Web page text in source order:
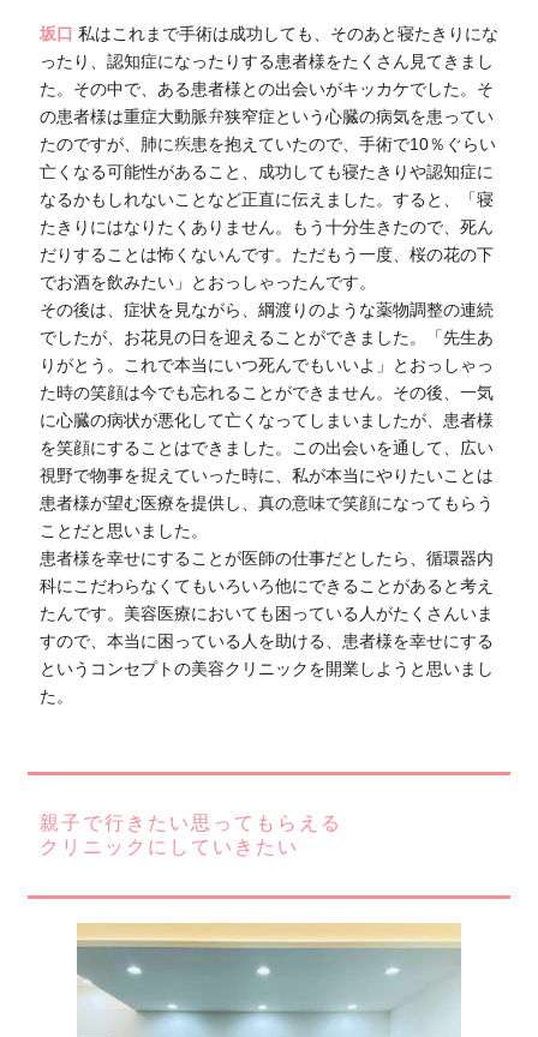
坂口私はこれまで手術は成功しても、そのあと寝たきりにな
ったり、認知症になったりする患者様をたくさん見てきまし
た。その中で、ある患者様との出会いがキッカケでした。そ
の患者様は重症大動脈弁狭窄症という心臓の病気を患ってい
たのですが、肺に疾患を抱えていたので、手術で10％ぐらい
亡くなる可能性があること、成功しても寝たきりや認知症に
なるかもしれないことなど正直に伝えました。すると、「寝
たきりにはなりたくありません。もう十分生きたので、死ん
だりすることは怖くないんです。ただもう一度、桜の花の下
でお酒を飲みたい」とおっしゃったんです。
その後は、症状を見ながら、綱渡りのような薬物調整の連続
でしたが、お花見の日を迎えることができました。「先生あ
りがとう。これで本当にいつ死んでもいいよ」とおっしゃっ
た時の笑顔は今でも忘れることができません。その後、一気
に心臓の病状が悪化して亡くなってしまいましたが、患者様
を笑顔にすることはできました。この出会いを通して、広い
視野で物事を捉えていった時に、私が本当にやりたいことは
患者様が望む医療を提供し、真の意味で笑顔になってもらう
ことだと思いました。
患者様を幸せにすることが医師の仕事だとしたら、循環器内
科にこだわらなくてもいろいろ他にできることがあると考え
たんです。美容医療においても困っている人がたくさんいま
すので、本当に困っている人を助ける、患者様を幸せにする
というコンセプトの美容クリニックを開業しようと思いまし
た。
親子で行きたい思ってもらえる
クリニックにしていきたい